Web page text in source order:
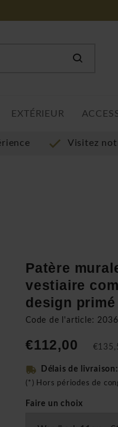
EXTÉRIEUR
Visitez
Patère
vestiaire
design primé
Code de l'article:
€112,00
Délais de livraison:
(*) Hors périodes de
Faire un choix